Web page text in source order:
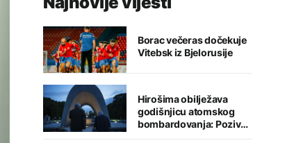
Borac večeras dočekuje
Vitebsk iz Bjelorusije
Hirošima obilježava
godišnjicu atomskog
bombardovanja: Poziv
na ukidanje nuklearnog